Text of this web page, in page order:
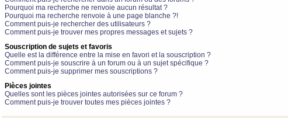
Pourquoi ma recherche ne renvoie aucun résultat ?
Pourquoi ma recherche renvoie à une page blanche ?!
Comment puis-je rechercher des utilisateurs ?
Comment puis-je trouver mes propres messages et sujets ?
Souscription de sujets et favoris
Quelle est la différence entre la mise en favori et la souscription ?
Comment puis-je souscrire à un forum ou à un sujet spécifique ?
Comment puis-je supprimer mes souscriptions ?
Pièces jointes
Quelles sont les pièces jointes autorisées sur ce forum ?
Comment puis-je trouver toutes mes pièces jointes ?